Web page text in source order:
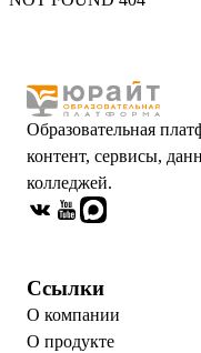
Образовательная
контент, сервисы,
колледжей.
Ссылки
О компании
О продукте